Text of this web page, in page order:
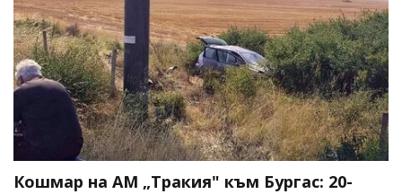
Кошмар на АМ „Тракия" към Бургас: 20-